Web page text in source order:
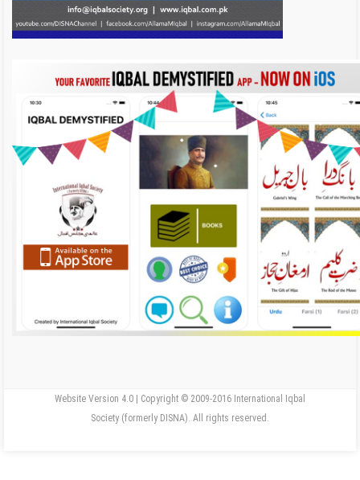
Website Version 4.0 | Copyright © 2009-2016 International Iqbal
Society (formerly DISNA). All rights reserved.